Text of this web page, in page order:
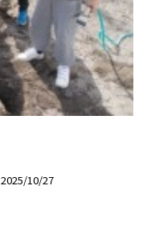
2025/10/27